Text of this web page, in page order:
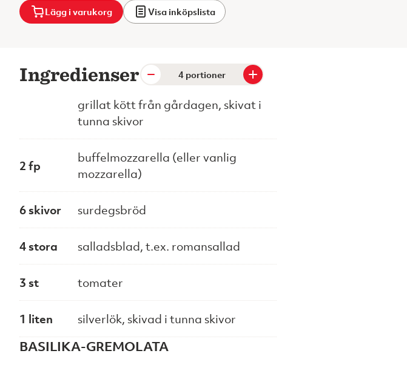
Lägg i varukorg Visa inköpslista
Ingredienser portioner
grillat kött från gårdagen, skivat i
tunna skivor
2 fp
buffelmozzarella (eller vanlig
mozzarella)
6 skivor surdegsbröd
4 stora salladsblad, t.ex. romansallad
3 st tomater
1 liten silverlök, skivad i tunna skivor
BASILIKA-GREMOLATA